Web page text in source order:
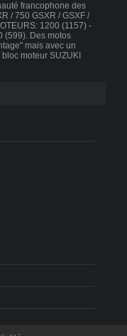
francophone des
/ 750 GSXR / GSXF /
1200 (1157) -
(599). Des motos
mais avec un
moteur SUZUKI